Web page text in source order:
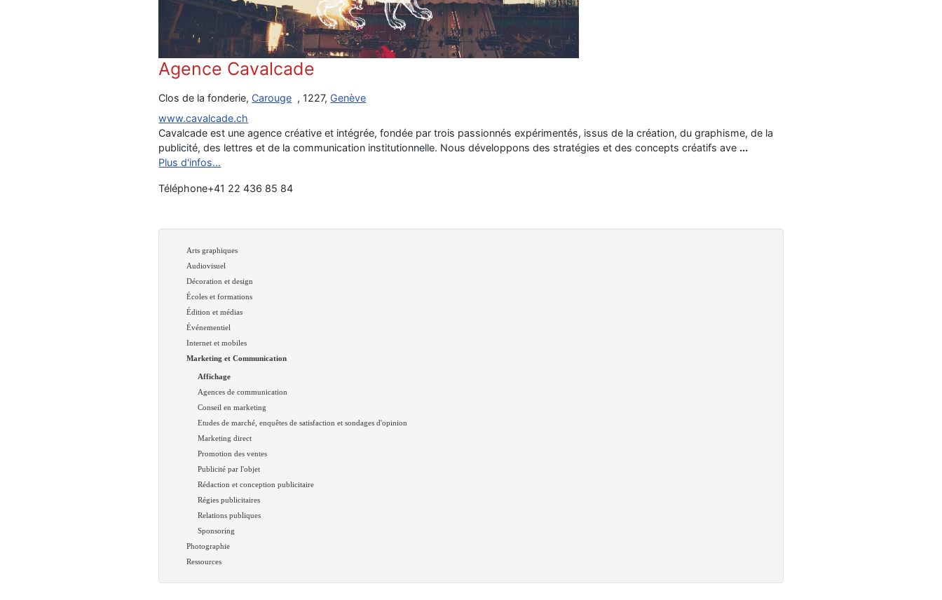
Agence Cavalcade
Clos de la fonderie,Carouge , 1227,Genève
www.cavalcade.ch
Cavalcade est une agence créative et intégrée, fondée par trois passionnés expérimentés, issus de la création, du graphisme, de la
publicité, des lettres et de la communication institutionnelle. Nous développons des stratégies et des concepts créatifs ave ...
Plus d'infos...
Téléphone+41 22 436 85 84
Arts graphiques
Audiovisuel
Décoration et design
Écoles et formations
Édition et médias
Événementiel
Internet et mobiles
Marketing et Communication
Affichage
Agences de communication
Conseil en marketing
Etudes de marché, enquêtes de satisfaction et sondages d'opinion
Marketing direct
Promotion des ventes
Publicité par l'objet
Rédaction et conception publicitaire
Régies publicitaires
Relations publiques
Sponsoring
Photographie
Ressources